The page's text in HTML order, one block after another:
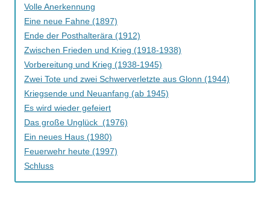
Volle Anerkennung
Eine neue Fahne (1897)
Ende der Posthalterära (1912)
Zwischen Frieden und Krieg (1918-1938)
Vorbereitung und Krieg (1938-1945)
Zwei Tote und zwei Schwerverletzte aus Glonn (1944)
Kriegsende und Neuanfang (ab 1945)
Es wird wieder gefeiert
Das große Unglück (1976)
Ein neues Haus (1980)
Feuerwehr heute (1997)
Schluss